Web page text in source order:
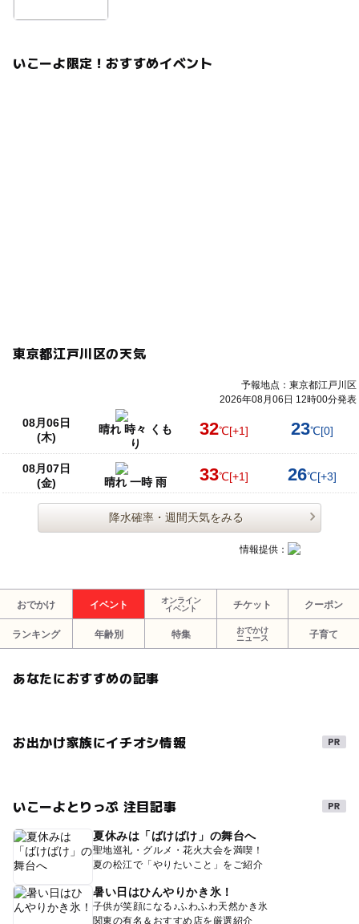
いこーよ限定！おすすめイベント
東京都江戸川区の天気
予報地点：東京都江戸川区
2026年08月06日 12時00分発表
08月06日
(木)
晴れ 時々 くも
り
32℃[+1] 23℃[0]
08月07日
(金)
晴れ 一時 雨 33℃[+1] 26℃[+3]
降水確率・週間天気をみる
情報提供：
おでかけ イベント
オンライン
イベント
チケット クーポン
ランキング 年齢別 特集
おでかけ
ニュース
子育て
あなたにおすすめの記事
お出かけ家族にイチオシ情報
いこーよとりっぷ 注目記事
夏休みは「ばけばけ」の舞台へ
聖地巡礼・グルメ・花火大会を満喫！
夏の松江で「やりたいこと」をご紹介
暑い日はひんやりかき氷！
子供が笑顔になる♪ふわふわ天然かき氷
関東の有名＆おすすめ店を厳選紹介